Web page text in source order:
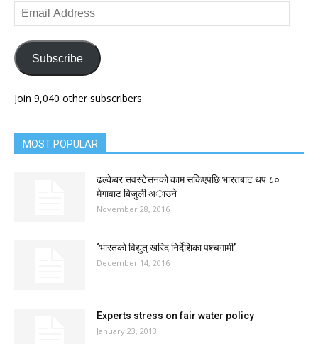
Email
Address
Subscribe
Join 9,040 other subscribers
MOST POPULAR
ढल्केबर सवस्टेसनको काम सकिएपछि भारतबाट थप ८०
मेगावाट बिजुली अाउने
November 28, 2016
‘भारतको विद्युत् खरिद निर्देशिका पश्चगामी’
December 14, 2016
Experts stress on fair water policy
January 23, 2013